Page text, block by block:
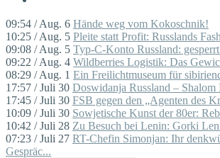
09:54 / Aug. 6 Hände weg vom Kokoschnik!
10:25 / Aug. 5 Pleite statt Profit: Russlands
09:08 / Aug. 5 Typ-C-Konto Russland:
09:22 / Aug. 4 Wildberries Logistik: Das
08:29 / Aug. 1 Ein Freilichtmuseum für
17:57 / Juli 30 Doswidanja Russland – Shalom
17:45 / Juli 30 FSB gegen den „Agenten des
10:09 / Juli 30 Sowjetische Kunst der 80er:
10:42 / Juli 28 Zu Besuch bei Lenin: Gorki
07:23 / Juli 27 RT-Chefin Simonjan: Ihr
Gespräc...